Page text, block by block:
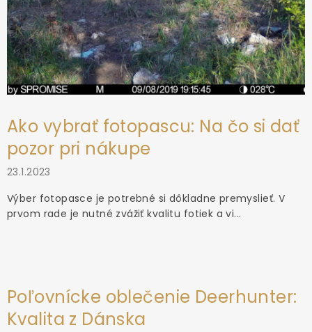
Ako vybrať fotopascu: Na čo si dať
pozor pri nákupe
23.1.2023
Výber fotopasce je potrebné si dôkladne premyslieť. V
prvom rade je nutné zvážiť kvalitu fotiek a vi...
Poľovnícke oblečenie Deerhunter:
Kvalita z Dánska